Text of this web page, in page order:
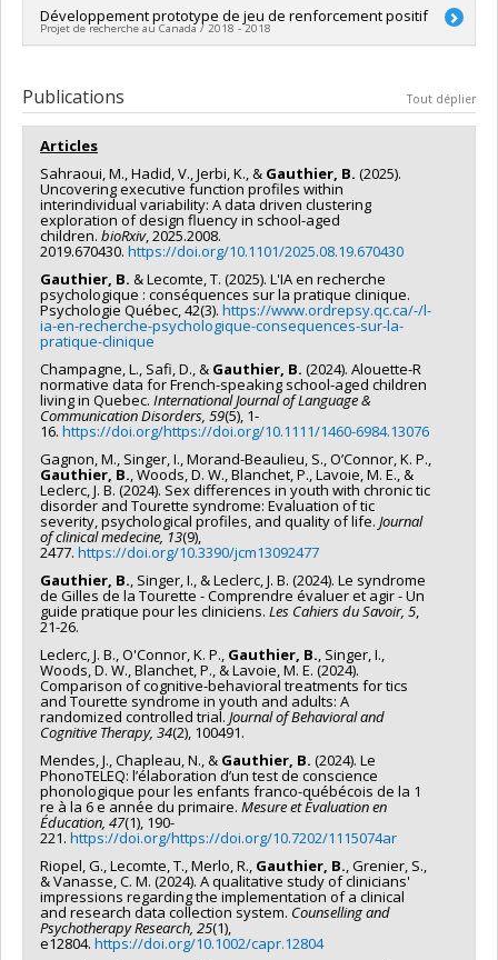
Chercheur principal :Bruno Gauthier
Sources de financement :FRQSC/Fonds de recherche du
recherche pour la relève professorale
Développement prototype de jeu de renforcement positif
Projet de recherche au Canada / 2018 - 2018
Co-chercheurs :
Sources de financement :Scribens (10016667 Canada inc.)
Programmes de subvention :
Publications Tout déplier
Articles
Sahraoui, M., Hadid, V., Jerbi, K., & Gauthier, B. (2025).
Uncovering executive function profiles within
interindividual variability: A data driven clustering
exploration of design fluency in school-aged
children. bioRxiv, 2025.2008.
2019.670430. https://doi.org/10.1101/2025.08.19.670430
Gauthier, B. & Lecomte, T. (2025). L'IA en recherche
psychologique : conséquences sur la pratique clinique.
Psychologie Québec, 42(3). https://www.ordrepsy.qc.ca/-/l-
ia-en-recherche-psychologique-consequences-sur-la-
pratique-clinique
Champagne, L., Safi, D., & Gauthier, B. (2024). Alouette‐R
normative data for French‐speaking school‐aged children
living in Quebec. International Journal of Language &
Communication Disorders, 59(5), 1-
16. https://doi.org/https://doi.org/10.1111/1460-6984.13076
Gagnon, M., Singer, I., Morand-Beaulieu, S., O’Connor, K. P.,
Gauthier, B., Woods, D. W., Blanchet, P., Lavoie, M. E., &
Leclerc, J. B. (2024). Sex differences in youth with chronic tic
disorder and Tourette syndrome: Evaluation of tic
severity, psychological profiles, and quality of life. Journal
of clinical medecine, 13(9),
2477. https://doi.org/10.3390/jcm13092477
Gauthier, B., Singer, I., & Leclerc, J. B. (2024). Le syndrome
de Gilles de la Tourette - Comprendre évaluer et agir - Un
guide pratique pour les cliniciens. Les Cahiers du Savoir, 5,
21-26.
Leclerc, J. B., O'Connor, K. P., Gauthier, B., Singer, I.,
Woods, D. W., Blanchet, P., & Lavoie, M. E. (2024).
Comparison of cognitive-behavioral treatments for tics
and Tourette syndrome in youth and adults: A
randomized controlled trial. Journal of Behavioral and
Cognitive Therapy, 34(2), 100491.
Mendes, J., Chapleau, N., & Gauthier, B. (2024). Le
PhonoTELEQ: l’élaboration d’un test de conscience
phonologique pour les enfants franco-québécois de la 1
re à la 6 e année du primaire. Mesure et Évaluation en
Éducation, 47(1), 190-
221. https://doi.org/https://doi.org/10.7202/1115074ar
Riopel, G., Lecomte, T., Merlo, R., Gauthier, B., Grenier, S.,
& Vanasse, C. M. (2024). A qualitative study of clinicians'
impressions regarding the implementation of a clinical
and research data collection system. Counselling and
Psychotherapy Research, 25(1),
e12804. https://doi.org/10.1002/capr.12804